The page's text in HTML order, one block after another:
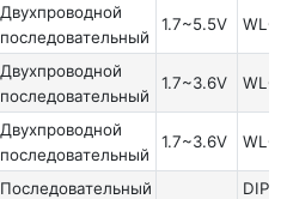
Двухпроводной
последовательный
1.7~5.5V
Двухпроводной
последовательный
1.7~3.6V
Двухпроводной
последовательный
1.7~3.6V
Последовательный
DIP8